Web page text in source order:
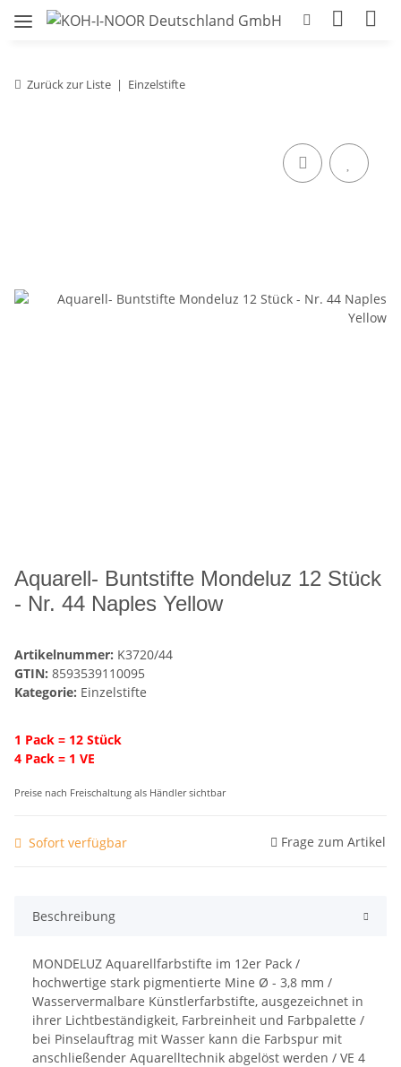
Zurück zur Liste Einzelstifte
Aquarell- Buntstifte Mondeluz 12 Stück
- Nr. 44 Naples Yellow
Artikelnummer: K3720/44
GTIN: 8593539110095
Kategorie: Einzelstifte
1 Pack = 12 Stück
4 Pack = 1 VE
Preise nach Freischaltung als Händler sichtbar
Sofort verfügbar Frage zum Artikel
Beschreibung
MONDELUZ Aquarellfarbstifte im 12er Pack /
hochwertige stark pigmentierte Mine Ø - 3,8 mm /
Wasservermalbare Künstlerfarbstifte, ausgezeichnet in
ihrer Lichtbeständigkeit, Farbreinheit und Farbpalette /
bei Pinselauftrag mit Wasser kann die Farbspur mit
anschließender Aquarelltechnik abgelöst werden / VE 4